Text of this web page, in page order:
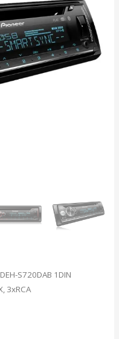
S720DAB 1DIN
3xRCA